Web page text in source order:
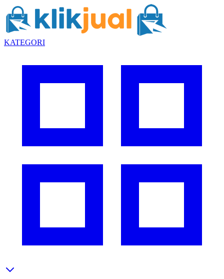
KATEGORI